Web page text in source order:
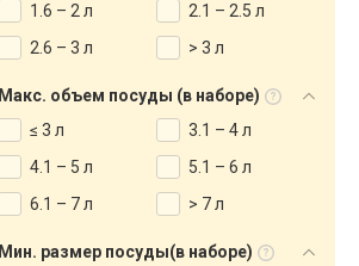
1.6 – 2 л
2.1 – 2.5 л
2.6 – 3 л
> 3 л
Макс. объем посуды (в наборе)
≤ 3 л
3.1 – 4 л
4.1 – 5 л
5.1 – 6 л
6.1 – 7 л
> 7 л
Мин. размер посуды(в наборе)